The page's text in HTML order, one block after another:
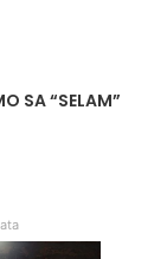
SA “SELAM”